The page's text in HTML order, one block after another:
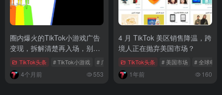
圈内爆火的TikTok小游戏广告
变现，拆解清楚再入场，别盲
目跟风
TikTok头条 # TikTok小游戏 # 广告变现 # eCPM
4个月前 553
4 月 TikTok 美区销售降温，跨
境人正在抛弃美国市场？
TikTok头条 # 美国市场 # 全球电商
1年前 160